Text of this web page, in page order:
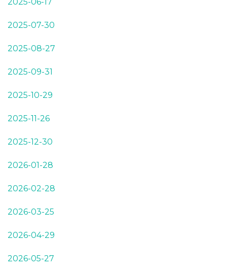
2025-07-30
2025-08-27
2025-09-31
2025-10-29
2025-11-26
2025-12-30
2026-01-28
2026-02-28
2026-03-25
2026-04-29
2026-05-27